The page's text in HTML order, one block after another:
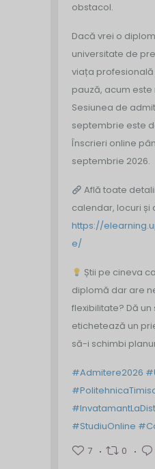
obstacol.
Dacă vrei o
universitate de
viața
pauză, acum
Sesiunea de
septembrie este
Înscrieri online
septembrie 2026.
Află toate
calendar, locuri și
https://
e/
Știi pe cineva
diplomă dar are
flexibilitate? Dă un
etichetează un
să-i schimbi
#Admitere2026
#StudiuOnline
7
0